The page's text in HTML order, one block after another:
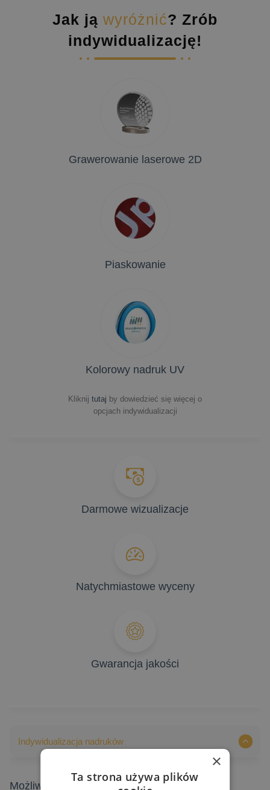
Jak ją wyróżnić? Zrób
indywidualizację!
Grawerowanie laserowe 2D
Piaskowanie
Kolorowy nadruk UV
Kliknij tutaj by dowiedzieć się więcej o
opcjach indywidualizacji
Darmowe wizualizacje
Natychmiastowe wyceny
Gwarancja jakości
Indywidualizacja nadruków
Możliwości indywidualizacji nadruków
×
Ta strona używa plików